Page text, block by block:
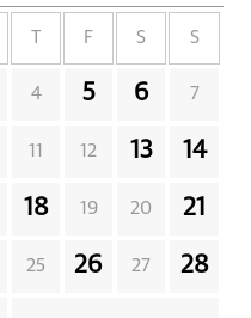
F S S
4 5 6 7
11 12 13 14
18 19 20 21
25 26 27 28